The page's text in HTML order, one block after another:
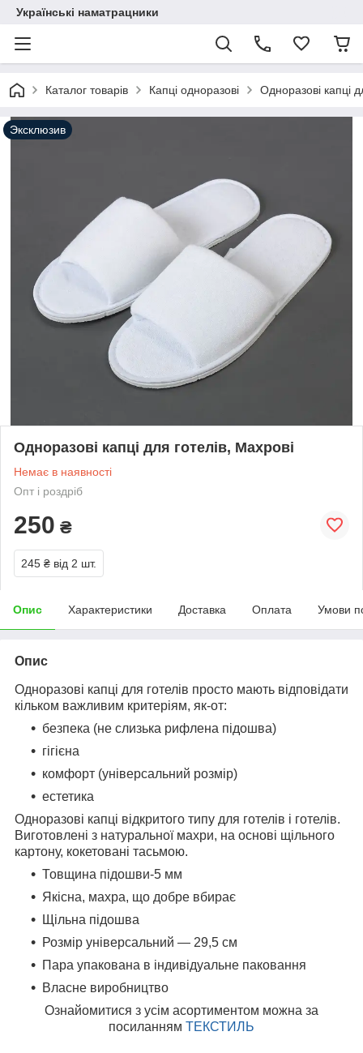
Українські наматрацники
Каталог товарів Капці одноразові Одноразові капці
Эксклюзив
Одноразові капці для готелів, Махрові
Немає в наявності
Опт і роздріб
250 ₴
245 ₴ від 2 шт.
Опис Характеристики Доставка Оплата Умови
Опис
Одноразові капці для готелів просто мають відповідати
кільком важливим критеріям, як-от:
безпека (не слизька рифлена підошва)
гігієна
комфорт (універсальний розмір)
естетика
Одноразові капці відкритого типу для готелів і готелів.
Виготовлені з натуральної махри, на основі щільного
картону, кокетовані тасьмою.
Товщина підошви-5 мм
Якісна, махра, що добре вбирає
Щільна підошва
Розмір універсальний — 29,5 см
Пара упакована в індивідуальне паковання
Власне виробництво
Ознайомитися з усім асортиментом можна за
посиланням ТЕКСТИЛЬ